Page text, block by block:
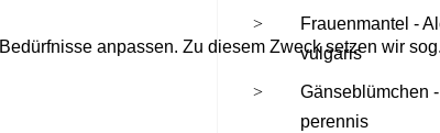
Frauenmantel -
vulgaris
Gänseblümchen
perennis
anpassen. Zu diesem Zweck setzen wir